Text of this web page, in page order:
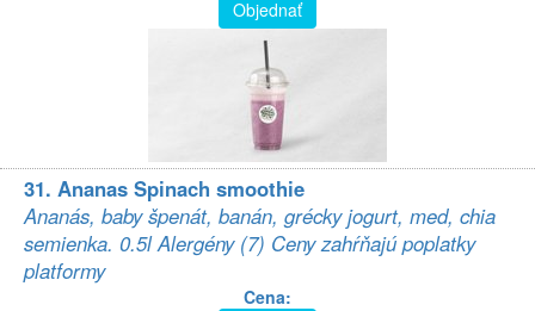
Objednať
31. Ananas Spinach smoothie
Ananás, baby špenát, banán, grécky jogurt, med, chia
semienka. 0.5l Alergény (7) Ceny zahŕňajú poplatky
platformy
Cena: